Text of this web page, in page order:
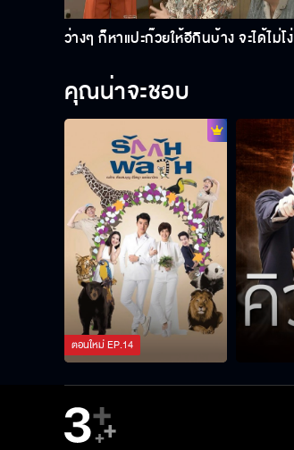
ว่างๆ ก็หาแปะก๊วยให้อีกินบ้าง จะได้ไม่โง่
คุณน่าจะชอบ
ตอนใหม่EP.14